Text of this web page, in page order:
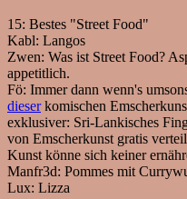
15: Bestes "Street Food"
Kabl: Langos
Zwen: Was ist Street Food?
appetitlich.
Fö: Immer dann wenn's
dieserkomischen
exklusiver: Sri-Lankisches
von Emscherkunst gratis
Kunst könne sich keiner
Manfr3d: Pommes mit
Lux: Lizza